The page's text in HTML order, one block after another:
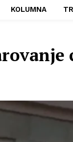
KOLUMNA